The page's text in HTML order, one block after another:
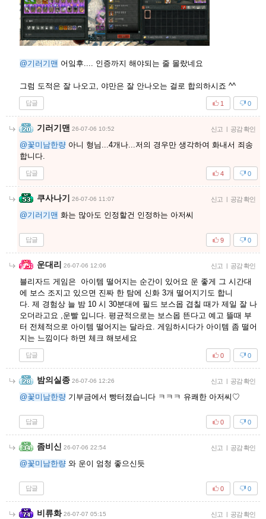
@기러기맨 어잌후.... 인증까지 해야되는 줄 몰랐네요
그럼 도적은 잘 나오고, 야만은 잘 안나오는 걸로 합의하시죠 ^^
답글 0
1
기러기맨 26-07-06 10:52 신고 공감 확인
@꽃미남한량 아니 형님...4개나...저의 경우만 생각하여 화내서 죄송
합니다.
답글 0
4
쿠사나기 26-07-06 11:07 신고 공감 확인
@기러기맨 화는 많아도 인정할건 인정하는 아저씨
답글 0
9
운대리 26-07-06 12:06 신고 공감 확인
블리자드 게임은 아이템 떨어지는 순간이 있어요 운 좋게 그 시간대
에 보스 조지고 있으면 진짜 한 탐에 신화 3개 떨어지기도 합니
다. 제 경험상 늘 밤 10 시 30분대에 필드 보스몹 겹칠 때가 제일 잘 나
오더라고요 ,운빨 입니다. 평균적으로는 보스몹 뜬다고 예고 뜰때 부
터 전체적으로 아이템 떨어지는 달라요. 게임하시다가 아이템 좀 떨어
지는 느낌이다 하면 체크 해보세요
답글 0
0
밤의실종 26-07-06 12:26 신고 공감 확인
@꽃미남한량 기부금에서 빵터졌습니다 ㅋㅋㅋ 유쾌한 아저씨♡
답글 0
0
좀비신 26-07-06 22:54 신고 공감 확인
@꽃미남한량 와 운이 엄청 좋으신듯
답글 0
0
비류화 26-07-07 05:15 신고 공감 확인